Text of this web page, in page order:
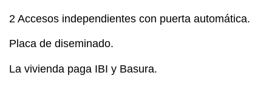
2 Accesos independientes con puerta automática.
Placa de diseminado.
La vivienda paga IBI y Basura.